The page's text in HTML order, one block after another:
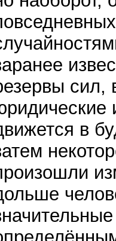
сил,
в